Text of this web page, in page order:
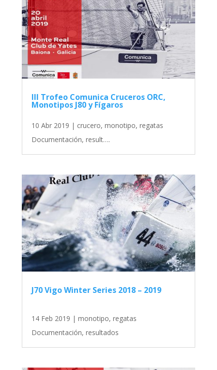
III Trofeo Comunica Cruceros ORC,
Monotipos J80 y Fígaros
10 Abr 2019 | crucero, monotipo, regatas
Documentación, result….
J70 Vigo Winter Series 2018 – 2019
14 Feb 2019 | monotipo, regatas
Documentación, resultados